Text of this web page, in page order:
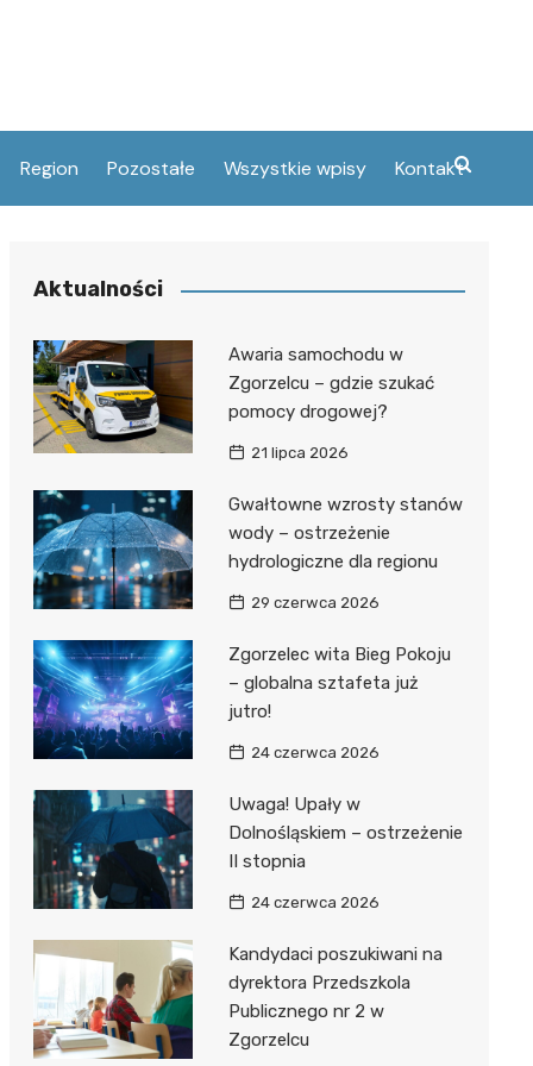
II
Woda
w
Wsi
Oświaty
Region Pozostałe Wszystkie wpisy Kontakt
Aktualności
Awaria samochodu w
Zgorzelcu – gdzie szukać
pomocy drogowej?
21 lipca 2026
Gwałtowne wzrosty stanów
wody – ostrzeżenie
hydrologiczne dla regionu
29 czerwca 2026
Zgorzelec wita Bieg Pokoju
– globalna sztafeta już
jutro!
24 czerwca 2026
Uwaga! Upały w
Dolnośląskiem – ostrzeżenie
II stopnia
24 czerwca 2026
Kandydaci poszukiwani na
dyrektora Przedszkola
Publicznego nr 2 w
Zgorzelcu